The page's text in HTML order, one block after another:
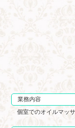
業務内容
個室でのオイルマッ